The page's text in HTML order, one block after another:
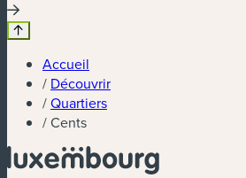
Accueil
/ Découvrir
/Quartiers
/Cents